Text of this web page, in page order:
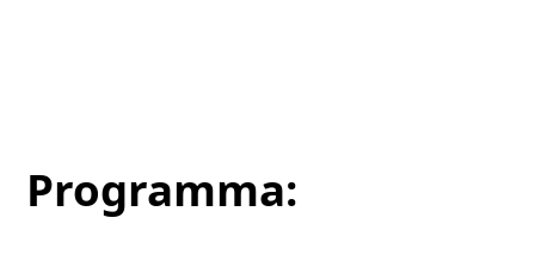
Programma: